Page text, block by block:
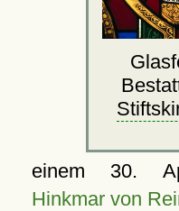
einem 30.
Hinkmar von